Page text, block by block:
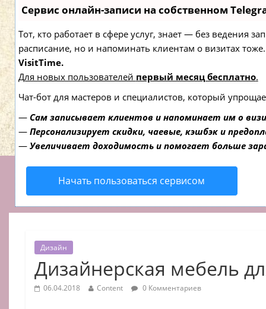
Сервис онлайн-записи на собственном
Тот, кто работает в сфере услуг, знает — без ведения
расписание, но и напоминать клиентам о визитах
VisitTime.
Для новых пользователей первый месяц бесплатно.
Чат-бот для мастеров и специалистов, который
— Сам записывает клиентов и напоминает им о
— Персонализирует скидки, чаевые, кэшбэк и
— Увеличивает доходимость и помогает больше
Начать пользоваться сервисом
Дизайн
Дизайнерская мебель
06.04.2018 Content 0 Комментариев